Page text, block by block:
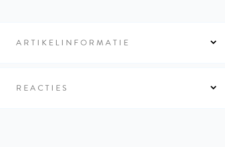
ARTIKELINFORMATIE
REACTIES